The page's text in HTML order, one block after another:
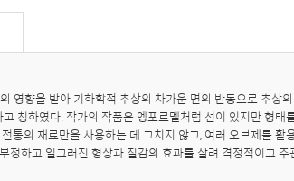
영향을 받아 기하학적 추상의 차가운 면의 반동으로 추상
칭하였다. 작가의 작품은 엥포르멜처럼 선이 있지만 형태
통의 재료만을 사용하는 데 그치지 않고, 여러 오브제를 활
정하고 일그러진 형상과 질감의 효과를 살려 격정적이고